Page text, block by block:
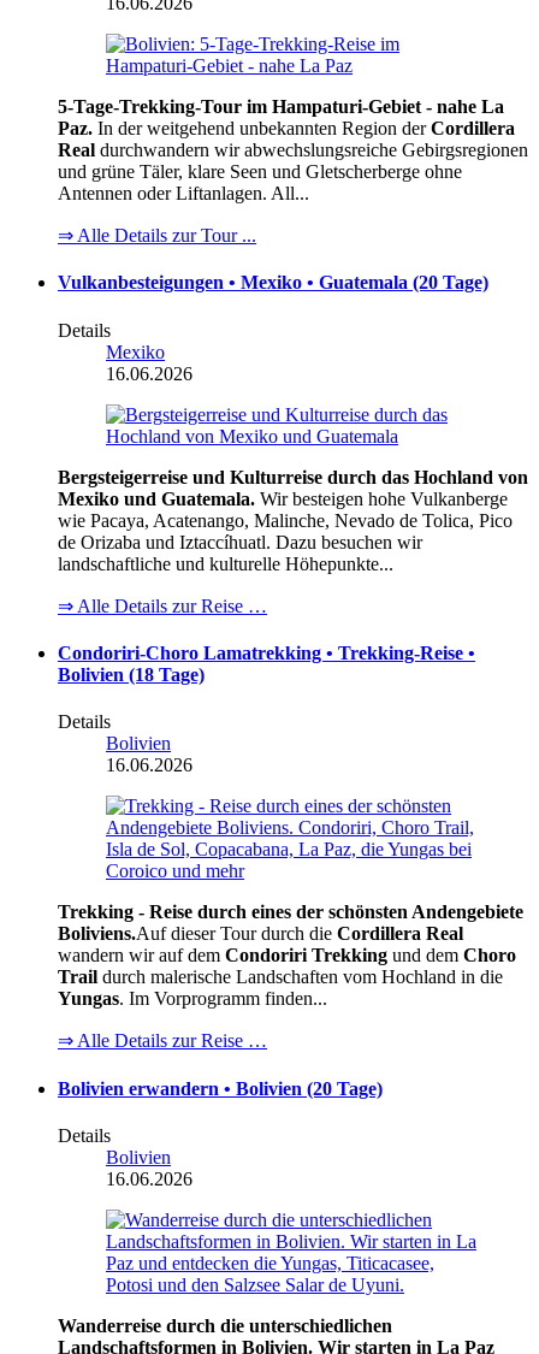
5-Tage-Trekking-Tour im Hampaturi-Gebiet - nahe La
Paz. In der weitgehend unbekannten Region derCordillera
Real durchwandern wir abwechslungsreiche Gebirgsregionen
und grüne Täler, klare Seen und Gletscherberge ohne
Antennen oder Liftanlagen. All...
⇒ Alle Details zur Tour ...
Vulkanbesteigungen • Mexiko • Guatemala (20 Tage)
Details
Mexiko
16.06.2026
Bergsteigerreise und Kulturreise durch das Hochland von
Mexiko und Guatemala. Wir besteigen hohe Vulkanberge
wie Pacaya, Acatenango, Malinche, Nevado de Tolica, Pico
de Orizaba und Iztaccíhuatl. Dazu besuchen wir
landschaftliche und kulturelle Höhepunkte...
⇒ Alle Details zur Reise …
Condoriri-Choro Lamatrekking • Trekking-Reise •
Bolivien (18 Tage)
Details
Bolivien
16.06.2026
Trekking - Reise durch eines der schönsten Andengebiete
Boliviens.Auf dieser Tour durch die Cordillera Real
wandern wir auf dem Condoriri Trekking und dem Choro
Trail durch malerische Landschaften vom Hochland in die
Yungas. Im Vorprogramm finden...
⇒ Alle Details zur Reise …
Bolivien erwandern • Bolivien (20 Tage)
Details
Bolivien
16.06.2026
Wanderreise durch die unterschiedlichen
Landschaftsformen in Bolivien. Wir starten in La Paz